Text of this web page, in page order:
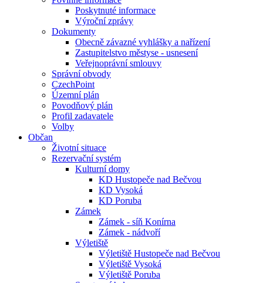
Poskytnuté informace
Výroční zprávy
Dokumenty
Obecně závazné vyhlášky a nařízení
Zastupitelstvo městyse - usnesení
Veřejnoprávní smlouvy
Správní obvody
CzechPoint
Územní plán
Povodňový plán
Profil zadavatele
Volby
Občan
Životní situace
Rezervační systém
Kulturní domy
KD Hustopeče nad Bečvou
KD Vysoká
KD Poruba
Zámek
Zámek - síň Konírna
Zámek - nádvoří
Výletiště
Výletiště Hustopeče nad Bečvou
Výletiště Vysoká
Výletiště Poruba